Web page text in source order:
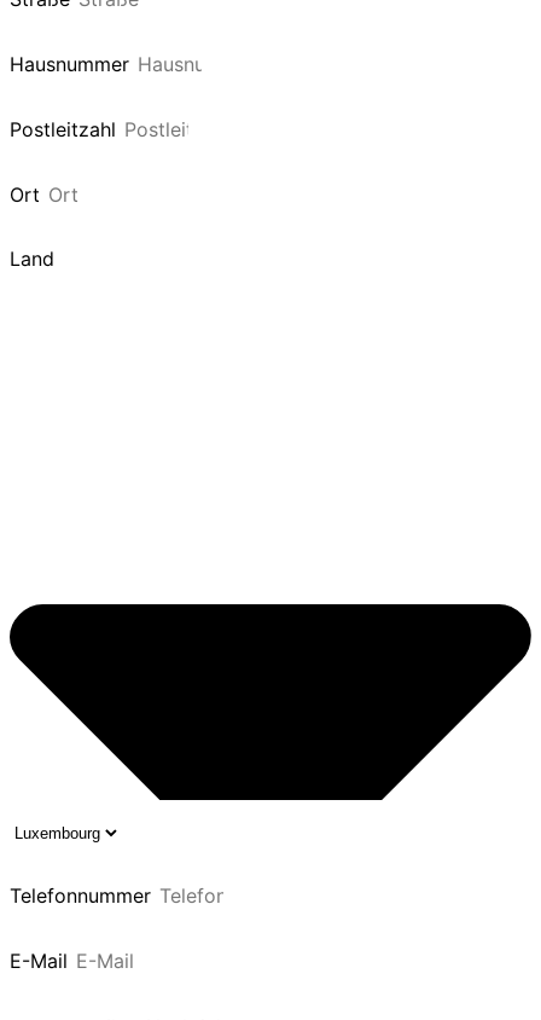
Hausnummer
Postleitzahl
Ort
Land
Telefonnummer
E-Mail